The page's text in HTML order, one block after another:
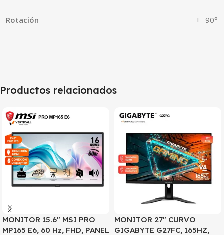
Rotación +- 90°
Productos relacionados
MONITOR 15.6″ MSI PRO
MP165 E6, 60 Hz, FHD, PANEL
SALE
MONITOR 27″ CURVO
GIGABYTE G27FC, 165HZ,